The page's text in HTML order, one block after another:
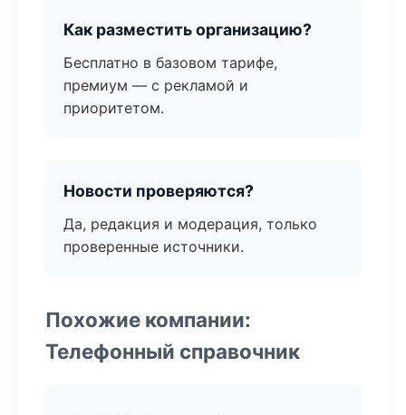
Как разместить организацию?
Бесплатно в базовом тарифе,
премиум — с рекламой и
приоритетом.
Новости проверяются?
Да, редакция и модерация, только
проверенные источники.
Похожие компании:
Телефонный справочник